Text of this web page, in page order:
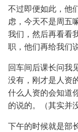
不过即便如此，他
虑，今天不是周五
我们，然后再看看
职，他们再给我们
回车间后课长问我
没有，刚才是人资
什么人资的会知道
的说的。（其实并
下午的时候就是部